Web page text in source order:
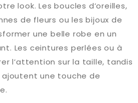
look. Les boucles d’oreilles,
de fleurs ou les bijoux de
une belle robe en un
Les ceintures perlées ou à
l’attention sur la taille, tandis
une touche de